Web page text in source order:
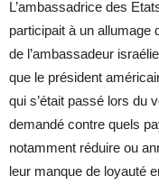
L’ambassadrice des
participait à un allumage
de l’ambassadeur
que le président
qui s’était passé lors du
demandé contre quels
notamment réduire ou
leur manque de loyauté